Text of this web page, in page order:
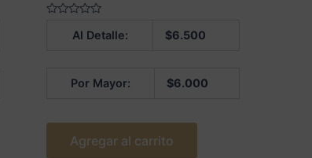
Al Detalle: $6.500
Por Mayor: $6.000
Agregar al carrito